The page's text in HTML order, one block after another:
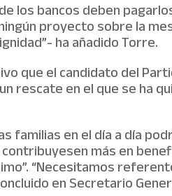
los bancos deben
proyecto sobre la
ha añadido Torre.
que el candidato del
rescate en el que se ha
familias en el día a día
más en
“Necesitamos
en Secretario